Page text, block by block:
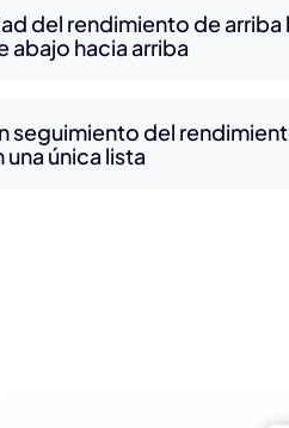
del rendimiento de arriba
abajo hacia arriba
seguimiento del
una única lista